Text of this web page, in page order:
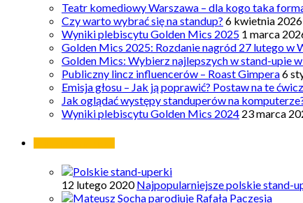
Teatr komediowy Warszawa – dla kogo taka
Czy warto wybrać się na standup? 6 kwietnia 2026
Wyniki plebiscytu Golden Mics 2025 1 marca
Golden Mics 2025: Rozdanie nagród 27 lutego w
Golden Mics: Wybierz najlepszych w stand-upie
Publiczny lincz influencerów – Roast Gimpera6
Emisja głosu – Jak ją poprawić? Postaw na te
Jak oglądać występy standuperów na
Wyniki plebiscytu Golden Mics 2024 23 marca
12 lutego 2020 Najpopularniejsze polskie stand-